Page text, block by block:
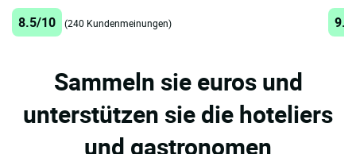
8.5/10 (240 Kundenmeinungen)
Sammeln sie euros und
unterstützen sie die hoteliers
und gastronomen